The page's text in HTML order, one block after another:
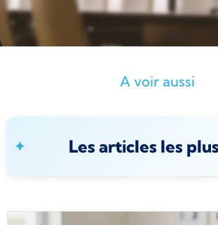
A voir aussi
Les articles les